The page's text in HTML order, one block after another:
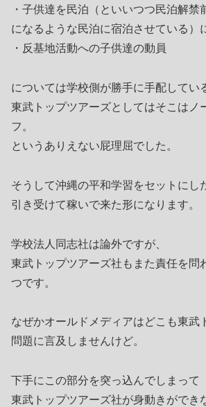
・子供達を民泊（といいつつ民泊解禁
になるような民泊に宿泊させている）
・反基地活動への子供達の動員
については学校側が勝手に手配してい
東武トップツアーズとしてはそこはノ
フ。
というありえない屁理屈でした。
そうして沖縄の平和学習をセットにし
引き受けて稼いで来た形になります。
学校法人同志社は論外ですが、
東武トップツアーズ社もまた責任を問
つです。
なぜかオールドメディアはどこも東武
問題に言及しませんけど。
下手にこの部分を突っ込んでしまって
東武トップツアーズ社が身動きができ